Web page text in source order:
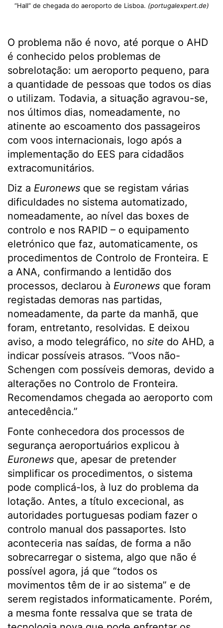
“Hall” de chegada do aeroporto de Lisboa. (portugalexpert.de)
O problema não é novo, até porque o AHD
é conhecido pelos problemas de
sobrelotação: um aeroporto pequeno, para
a quantidade de pessoas que todos os dias
o utilizam. Todavia, a situação agravou-se,
nos últimos dias, nomeadamente, no
atinente ao escoamento dos passageiros
com voos internacionais, logo após a
implementação do EES para cidadãos
extracomunitários.
Diz a Euronews que se registam várias
dificuldades no sistema automatizado,
nomeadamente, ao nível das boxes de
controlo e nos RAPID – o equipamento
eletrónico que faz, automaticamente, os
procedimentos de Controlo de Fronteira. E
a ANA, confirmando a lentidão dos
processos, declarou à Euronews que foram
registadas demoras nas partidas,
nomeadamente, da parte da manhã, que
foram, entretanto, resolvidas. E deixou
aviso, a modo telegráfico, no site do AHD, a
indicar possíveis atrasos. “Voos não-
Schengen com possíveis demoras, devido a
alterações no Controlo de Fronteira.
Recomendamos chegada ao aeroporto com
antecedência.”
Fonte conhecedora dos processos de
segurança aeroportuários explicou à
Euronews que, apesar de pretender
simplificar os procedimentos, o sistema
pode complicá-los, à luz do problema da
lotação. Antes, a título excecional, as
autoridades portuguesas podiam fazer o
controlo manual dos passaportes. Isto
aconteceria nas saídas, de forma a não
sobrecarregar o sistema, algo que não é
possível agora, já que “todos os
movimentos têm de ir ao sistema” e de
serem registados informaticamente. Porém,
a mesma fonte ressalva que se trata de